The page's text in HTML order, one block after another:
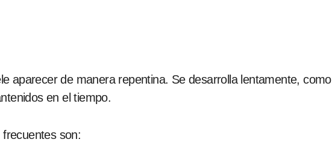
aparecer de manera repentina. Se desarrolla lentamente, como
en el tiempo.
son: